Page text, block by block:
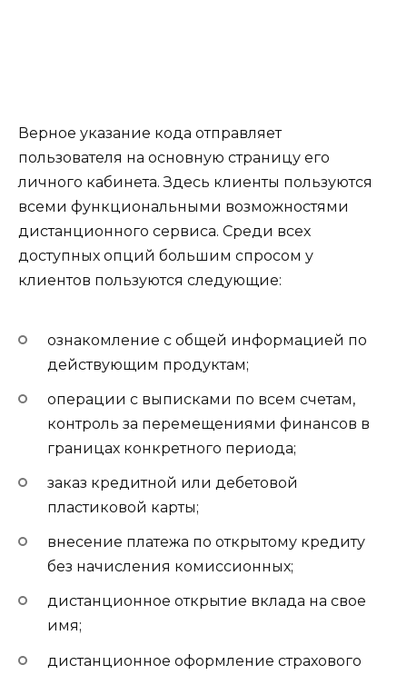
Верное указание кода отправляет
пользователя на основную страницу его
личного кабинета. Здесь клиенты пользуются
всеми функциональными возможностями
дистанционного сервиса. Среди всех
доступных опций большим спросом у
клиентов пользуются следующие:
ознакомление с общей информацией по
действующим продуктам;
операции с выписками по всем счетам,
контроль за перемещениями финансов в
границах конкретного периода;
заказ кредитной или дебетовой
пластиковой карты;
внесение платежа по открытому кредиту
без начисления комиссионных;
дистанционное открытие вклада на свое
имя;
дистанционное оформление страхового